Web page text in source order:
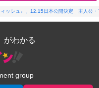
ッシュ』、12.15日本公開決定 主人公
がわかる
group